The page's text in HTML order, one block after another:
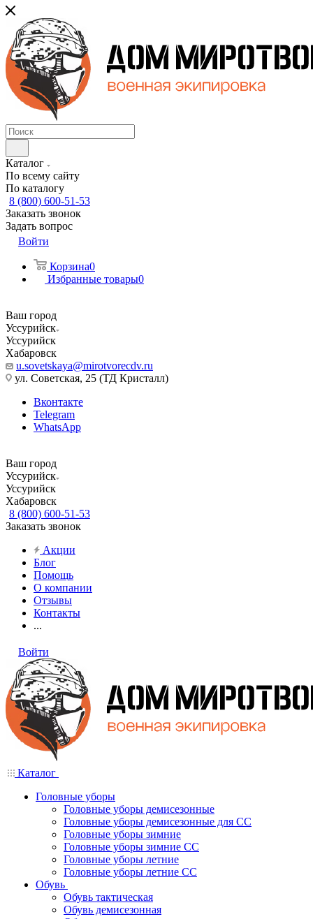
Каталог
По всему сайту
По каталогу
8 (800) 600-51-53
Заказать звонок
Задать вопрос
Войти
Корзина0
Избранные товары0
Ваш город
Уссурийск
Уссурийск
Хабаровск
u.sovetskaya@mirotvorecdv.ru
ул. Советская, 25 (ТД Кристалл)
Вконтакте
Telegram
WhatsApp
Ваш город
Уссурийск
Уссурийск
Хабаровск
8 (800) 600-51-53
Заказать звонок
Акции
Блог
Помощь
О компании
Отзывы
Контакты
...
Войти
Каталог
Головные уборы
Головные уборы демисезонные
Головные уборы демисезонные для СС
Головные уборы зимние
Головные уборы зимние СС
Головные уборы летние
Головные уборы летние СС
Обувь
Обувь тактическая
Обувь демисезонная